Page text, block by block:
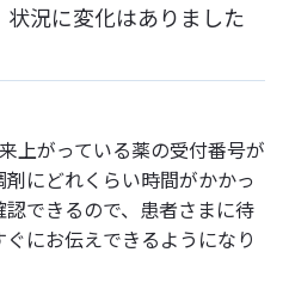
況に変化はありました
上がっている薬の受付番号が
にどれくらい時間がかかっ
できるので、患者さまに待
にお伝えできるようになり